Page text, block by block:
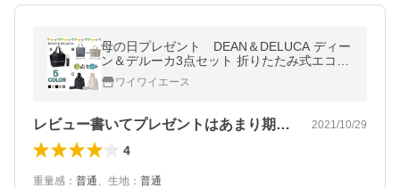
母の日プレゼント DEAN＆DELUCA ディー
ン＆デルーカ3点セット 折りたたみ式エコバ
ッグ ＋雑誌付録バッグ 二点セット＋エコバ
ッグ L size or特大デリバッグ
ワイワイエース
レビュー書いてプレゼントはあまり期待し… 2021/10/29
4
重量感 ： 普通、 生地 ： 普通